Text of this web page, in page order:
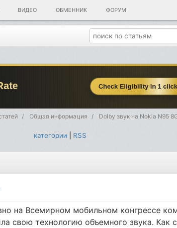
ВИДЕО ОБМЕННИК ФОРУМ
Общая информация Dolby звук на Nokia N95
категории RSS
на Всемирном мобильном конгрессе
свою технологию объемного звука. Как